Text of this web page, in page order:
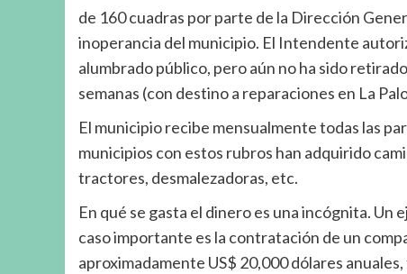
de 160 cuadras por parte de la Dirección
inoperancia del municipio. El Intendente
alumbrado público, pero aún no ha sido
semanas (con destino a reparaciones en La
El municipio recibe mensualmente todas las
municipios con estos rubros han adquirido
tractores, desmalezadoras, etc.
En qué se gasta el dinero es una incógnita.
caso importante es la contratación de un
aproximadamente US$ 20,000 dólares